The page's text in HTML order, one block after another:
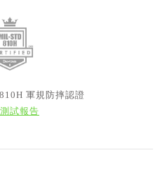
軍規防摔認證
試報告